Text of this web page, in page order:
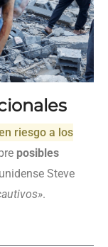
riesgo a los
posibles
Steve
.